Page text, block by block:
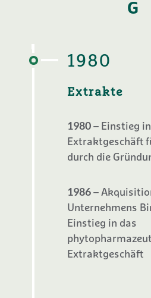
G
1980
Extrakte
1980 – Einstieg
Extraktgeschäft
durch die
1986 –
Unternehmens
Einstieg in das
Extraktgeschäft